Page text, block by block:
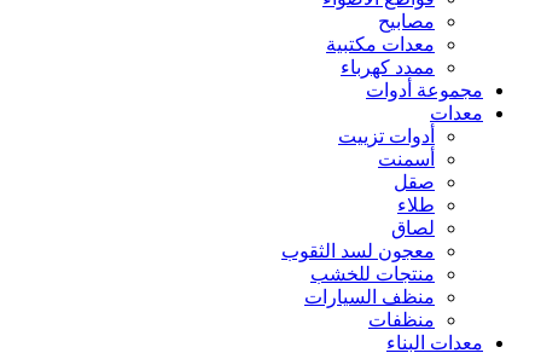
مصابيح
معدات مكتبية
ممدد كهرباء
مجموعة أدوات
معدات
أدوات تزييت
أسمنت
صقل
طلاء
لصاق
معجون لسد الثقوب
منتجات للخشب
منظف السيارات
منظفات
معدات البناء